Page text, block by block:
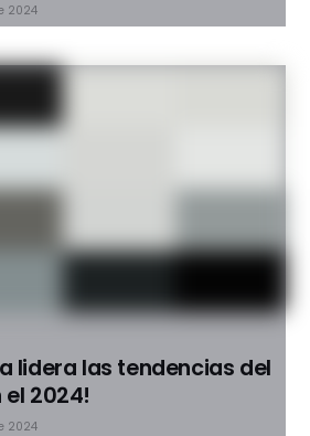
2024
lidera las tendencias del
2024!
2024